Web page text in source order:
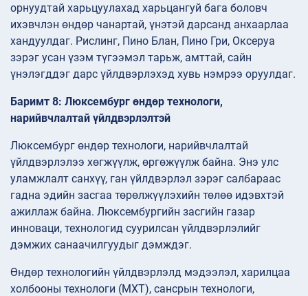
орнуудтай харьцуулахад харьцангуй бага боловч
ихэвчлэн өндөр чанартай, үнэтэй дарсанд анхаарлаа
хандуулдаг. Рислинг, Пино Блан, Пино Гри, Оксеруа
зэрэг усан үзэм түгээмэл тарьж, амттай, сайн
үнэлэгддэг дарс үйлдвэрлэхэд хувь нэмрээ оруулдаг.
Баримт 8: Люксембург өндөр технологи,
нарийвчлалтай үйлдвэрлэлтэй
Люксембург өндөр технологи, нарийвчлалтай
үйлдвэрлэлээ хөгжүүлж, өргөжүүлж байна. Энэ улс
уламжлалт санхүү, ган үйлдвэрлэл зэрэг салбараас
гадна эдийн засгаа төрөлжүүлэхийн төлөө идэвхтэй
ажиллаж байна. Люксембургийн засгийн газар
инноваци, технологид суурилсан үйлдвэрлэлийг
дэмжих санаачилгуудыг дэмждэг.
Өндөр технологийн үйлдвэрлэлд мэдээлэл, харилцаа
холбооны технологи (МХТ), сансрын технологи,